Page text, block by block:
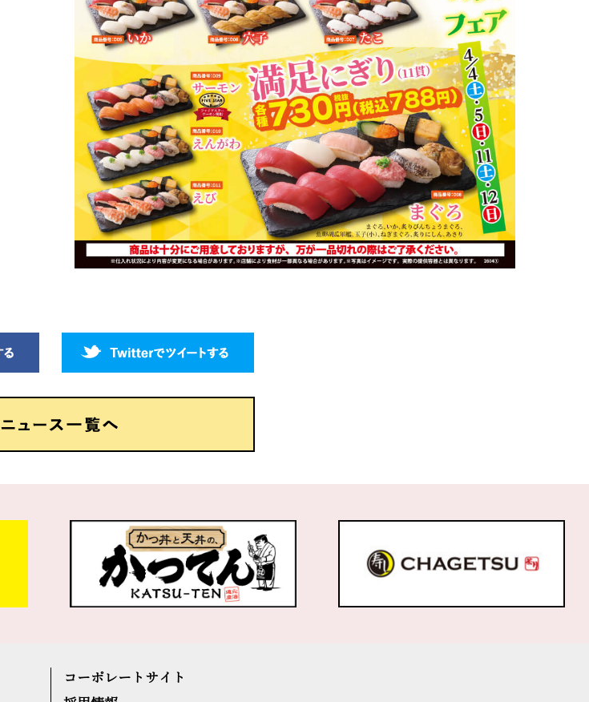
コーポレートサイト